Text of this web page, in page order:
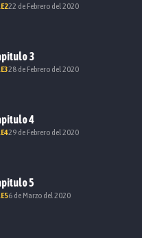
.E222 de Febrero del 2020
3
.E328 de Febrero del 2020
4
.E429 de Febrero del 2020
5
.E56 de Marzo del 2020